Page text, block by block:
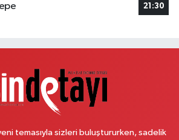
Yol Tarifi Al
Caddesi 25 A
Yol Tarifi Al
21:30
temasıyla sizleri buluştururken, sadelik